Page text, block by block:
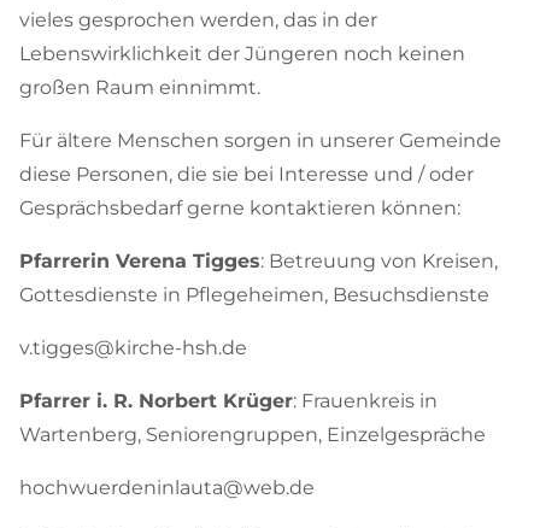
vieles gesprochen werden, das in der
Lebenswirklichkeit der Jüngeren noch keinen
großen Raum einnimmt.
Für ältere Menschen sorgen in unserer Gemeinde
diese Personen, die sie bei Interesse und / oder
Gesprächsbedarf gerne kontaktieren können:
Pfarrerin Verena Tigges: Betreuung von Kreisen,
Gottesdienste in Pflegeheimen, Besuchsdienste
v.tigges@kirche-hsh.de
Pfarrer i. R. Norbert Krüger: Frauenkreis in
Wartenberg, Seniorengruppen, Einzelgespräche
hochwuerdeninlauta@web.de